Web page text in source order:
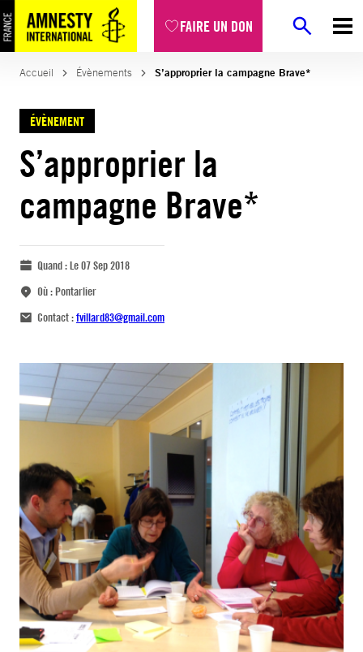
FAIRE UN DON
Accueil Évènements S’approprier la campagne Brave*
ÉVÈNEMENT
S’approprier la
campagne Brave*
Quand :Le 07 Sep 2018
Où :Pontarlier
Contact :fvillard83@gmail.com